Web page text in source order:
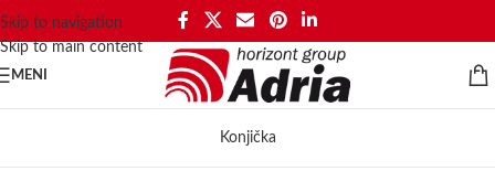
Skip to navigation
Skip to main content
MENI
Konjička